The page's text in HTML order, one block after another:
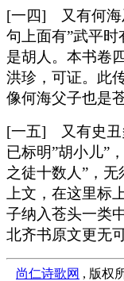
[一四] 又有何海
句上面有”武平
是胡人。本书卷
洪珍，可证。此
像何海父子也是
[一五] 又有史丑
已标明”胡小儿”
之徒十数人”，
上文，在这里标
子纳入苍头一类
北齐书原文更无可
尚仁诗歌网 , 版权